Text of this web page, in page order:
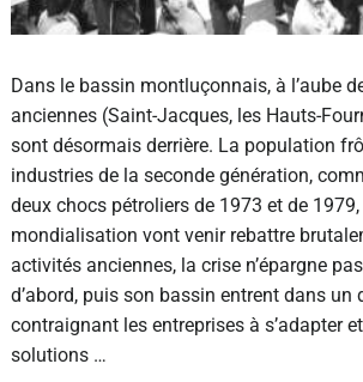
Dans le bassin montluçonnais, à l’aube
anciennes (Saint-Jacques, les Hauts-
sont désormais derrière. La population
industries de la seconde génération,
deux chocs pétroliers de 1973 et de
mondialisation vont venir rebattre
activités anciennes, la crise n’épargne
d’abord, puis son bassin entrent dans
contraignant les entreprises à s’adapter
solutions …